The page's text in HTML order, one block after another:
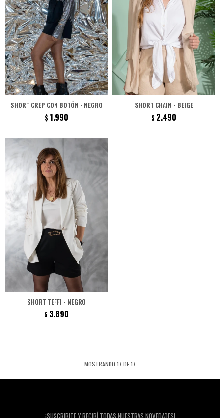
SHORT CREP CON BOTÓN - NEGRO
$ 1.990
SHORT CHAIN - BEIGE
$ 2.490
SHORT TEFFI - NEGRO
$ 3.890
MOSTRANDO 17 DE17
¡SUSCRIBITE Y RECIBÍ TODAS NUESTRAS NOVEDADES!